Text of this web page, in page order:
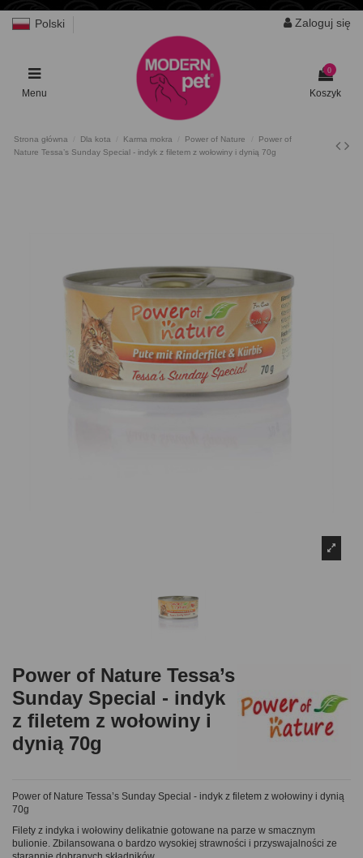
Polski Zaloguj się
Menu
0
Koszyk
Strona główna Dla kota Karma mokra Power of Nature
Power of
Nature Tessa’s Sunday Special - indyk z filetem z wołowiny i dynią 70g
Power of Nature Tessa’s
Sunday Special - indyk
z filetem z wołowiny i
dynią 70g
Power of Nature Tessa’s Sunday Special - indyk z filetem z wołowiny i dynią
70g
Filety z indyka i wołowiny delikatnie gotowane na parze w smacznym
bulionie. Zbilansowana o bardzo wysokiej strawności i przyswajalności ze